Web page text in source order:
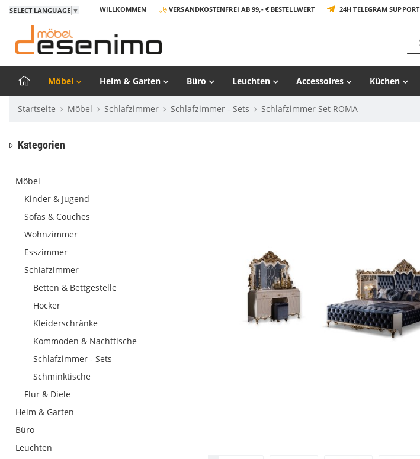
SELECT LANGUAGE ▼ WILLKOMMEN VERSANDKOSTENFREI AB 99,- € BESTELLWERT 24H TELEGRAM SUPPORT
Möbel Heim & Garten Büro Leuchten Accessoires Küchen
Startseite Möbel Schlafzimmer Schlafzimmer - Sets Schlafzimmer Set ROMA
Kategorien
Möbel
Kinder & Jugend
Sofas & Couches
Wohnzimmer
Esszimmer
Schlafzimmer
Betten & Bettgestelle
Hocker
Kleiderschränke
Kommoden & Nachttische
Schlafzimmer - Sets
Schminktische
Flur & Diele
Heim & Garten
Büro
Leuchten